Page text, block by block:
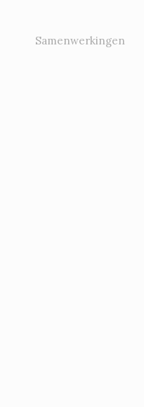
Samenwerkingen